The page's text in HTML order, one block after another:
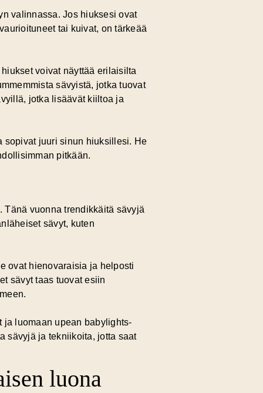
valinnassa. Jos hiuksesi ovat
tai kuivat, on tärkeää
voivat näyttää erilaisilta
sävyistä, jotka tuovat
jotka lisäävät kiiltoa ja
sopivat juuri sinun hiuksillesi. He
pitkään.
vuonna trendikkäitä sävyjä
sävyt, kuten
ovat hienovaraisia ja helposti
sävyt taas tuovat esiin
ja luomaan upean babylights-
sävyjä ja tekniikoita, jotta saat
luona